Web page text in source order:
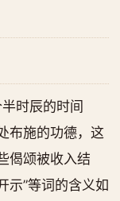
时辰的时间
布施的功德，这
偈颂被收入结
示”等词的含义如